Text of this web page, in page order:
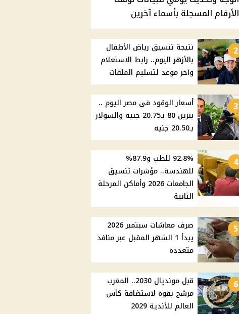
الأرقام المسجلة بأسماء آخرين
2
نتيجة تنسيق رياض الأطفال
بالأزهر اليوم.. رابط الاستعلام
وآخر موعد لتسليم الملفات
3
أسعار الوقود في مصر اليوم ..
بنزين 80 بـ20.75 جنيه والسولار
بـ20.50 جنيه
4
92.8% للطب و87.9%
للهندسة.. مؤشرات تنسيق
الجامعات 2026 وأماكن المرحلة
الثانية
5
صرف معاشات سبتمبر 2026
يبدأ 1 الشهر المقبل عبر منافذ
متعددة
6
قبل مونديال 2030.. المغرب
مرشح بقوة لاستضافة كأس
العالم للأندية 2029